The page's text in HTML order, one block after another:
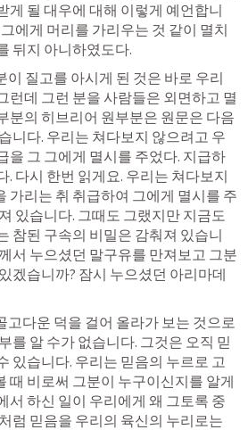
게 될 대우에 대해 이렇게 예언합니
에게 머리를 가리우는 것 같이 멸치
뒤지 아니하였도다.
이 질고를 아시게 된 것은 바로 우리
런데 그런 분을 사람들은 외면하고 멸
분의 히브리어 원부분은 원문은 다음
니다. 우리는 쳐다보지 않으려고 우
을 그 그에게 멸시를 주었다. 지급하
. 다시 한번 읽게요. 우리는 쳐다보지
가리는 취 취급하여 그에게 멸시를 주
있습니다. 그때도 그랬지만 지금도
참된 구속의 비밀은 감춰져 있습니
서 누으셨던 말구유를 만져보고 그분
겠습니까? 잠시 누으셨던 아리마데
고다운 덕을 걸어 올라가 보는 것으로
를 알 수가 없습니다. 그것은 오직 믿
있습니다. 우리는 믿음의 누르로 고
때 비로써 그분이 누구이신지를 알게
서 하신 일이 우리에게 왜 그토록 중
럼 믿음을 우리의 육신의 누리로는